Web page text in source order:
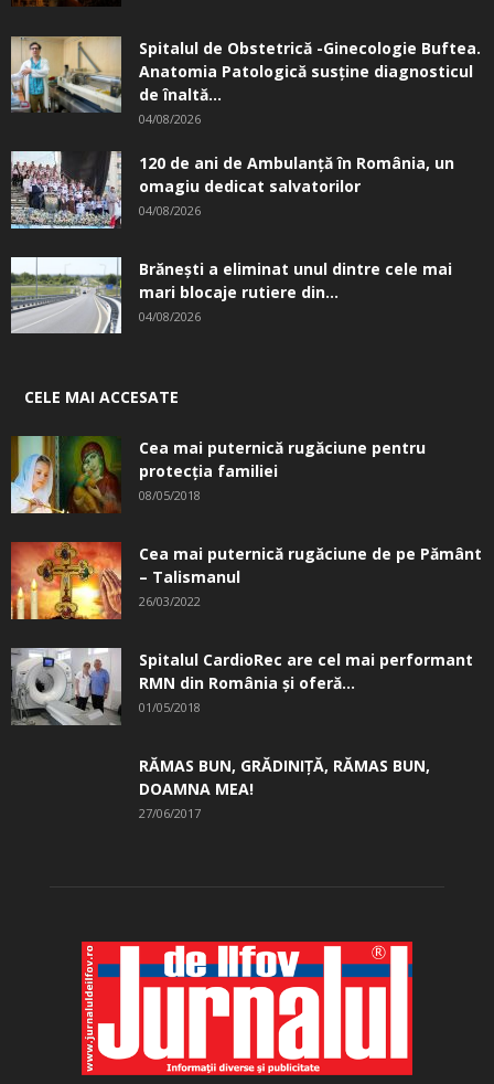
Spitalul de Obstetrică -Ginecologie Buftea.
Anatomia Patologică susţine diagnosticul
de înaltă...
04/08/2026
120 de ani de Ambulanță în România, un
omagiu dedicat salvatorilor
04/08/2026
Brănești a eliminat unul dintre cele mai
mari blocaje rutiere din...
04/08/2026
CELE MAI ACCESATE
Cea mai puternică rugăciune pentru
protecția familiei
08/05/2018
Cea mai puternică rugăciune de pe Pământ
– Talismanul
26/03/2022
Spitalul CardioRec are cel mai performant
RMN din România și oferă...
01/05/2018
RĂMAS BUN, GRĂDINIŢĂ, ­RĂMAS BUN,
DOAMNA MEA!
27/06/2017